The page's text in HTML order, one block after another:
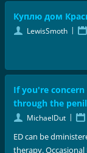
Куплю дом
LewisSmoth |
If you're
through the
MichaelDut |
ED can be
therapy.